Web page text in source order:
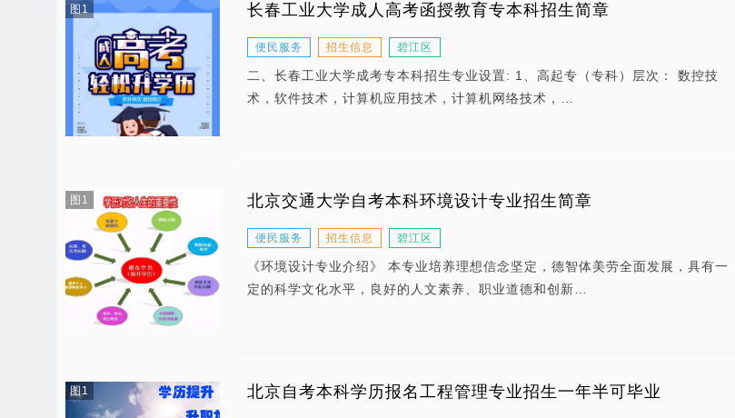
图1 长春工业大学成人高考函授教育专本科招生简章
便民服务 招生信息 碧江区
二、长春工业大学成考专本科招生专业设置: 1、高起专（专科）层次： 数控技
术，软件技术，计算机应用技术，计算机网络技术，…
图1 北京交通大学自考本科环境设计专业招生简章
便民服务 招生信息 碧江区
《环境设计专业介绍》 本专业培养理想信念坚定，德智体美劳全面发展，具有一
定的科学文化水平，良好的人文素养、职业道德和创新…
图1 北京自考本科学历报名工程管理专业招生一年半可毕业